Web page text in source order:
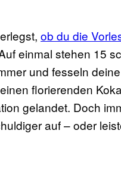
ob du die
einmal stehen 15
und fesseln
florierenden
gelandet. Doch
auf – oder